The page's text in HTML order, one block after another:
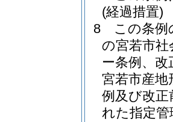
(経過措置)
8
この条例
の宮若市
ー条例、
宮若市産地
例及び改
れた指定